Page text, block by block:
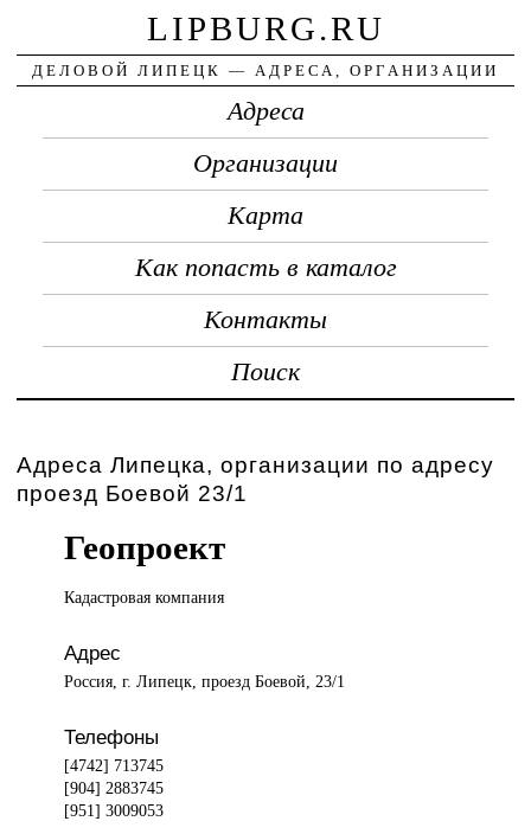
LIPBURG.RU
ДЕЛОВОЙ ЛИПЕЦК — АДРЕСА, ОРГАНИЗАЦИИ
Адреса
Организации
Карта
Как попасть в каталог
Контакты
Поиск
Адреса Липецка, организации по адресу
проезд Боевой 23/1
Геопроект
Кадастровая компания
Адрес
Россия, г. Липецк, проезд Боевой, 23/1
Телефоны
[4742] 713745
[904] 2883745
[951] 3009053